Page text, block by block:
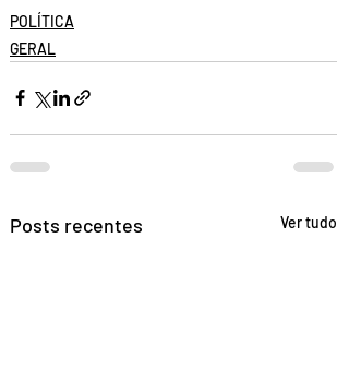
POLÍTICA
GERAL
Posts recentes Ver tudo